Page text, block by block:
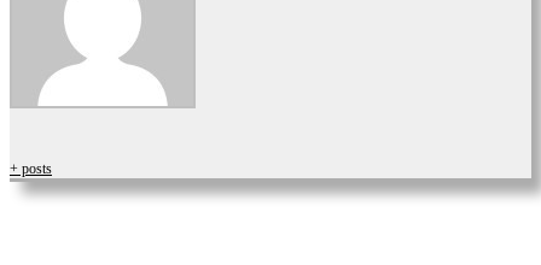
+ posts